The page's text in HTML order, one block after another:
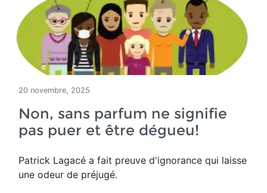
20 novembre, 2025
Non, sans parfum ne signifie
pas puer et être dégueu!
Patrick Lagacé a fait preuve d'ignorance qui laisse
une odeur de préjugé.